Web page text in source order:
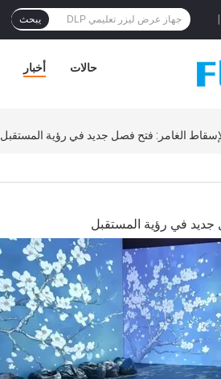
| يبحث
أخبار حالات
الغامر: فتح فصل جديد في رؤية المستقبل
جديد في رؤية المستقبل